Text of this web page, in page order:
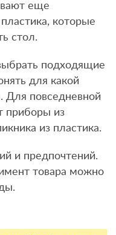
еще
которые
стол.
подходящие
для какой
Для повседневной
приборы из
из пластика.
и предпочтений.
товара можно